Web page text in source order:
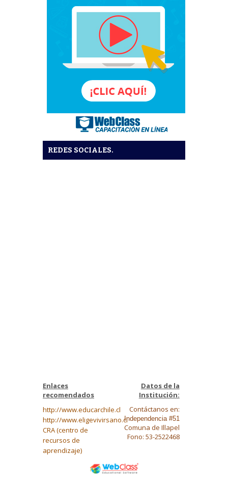
REDES SOCIALES.
Enlaces
recomendados
http://www.educarchile.cl
http://www.eligevivirsano.cl
CRA (centro de
recursos de
aprendizaje)
Datos de la
Institución:
Contáctanos en:
Independencia #51
Comuna de Illapel
Fono: 53-2522468